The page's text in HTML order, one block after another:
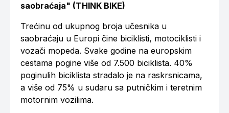
saobraćaja" (THINK BIKE)
Trećinu od ukupnog broja učesnika u
saobraćaju u Europi čine biciklisti, motociklisti i
vozači mopeda. Svake godine na europskim
cestama pogine više od 7.500 biciklista. 40%
poginulih biciklista stradalo je na raskrsnicama,
a više od 75% u sudaru sa putničkim i teretnim
motornim vozilima.